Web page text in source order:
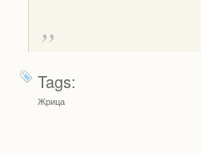
Tags:
Жрица